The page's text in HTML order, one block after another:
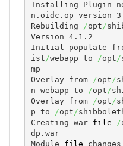
Installing Plugin
n.oidc.op version
Rebuilding
/opt /
Version 4.1.2
Initial populate
ist /webapp to /opt /
mp
Overlay from
/opt /
n-webapp to
/opt /
Overlay from
/opt /
p to
/opt /
Creating war file /
dp.war
Module file changes